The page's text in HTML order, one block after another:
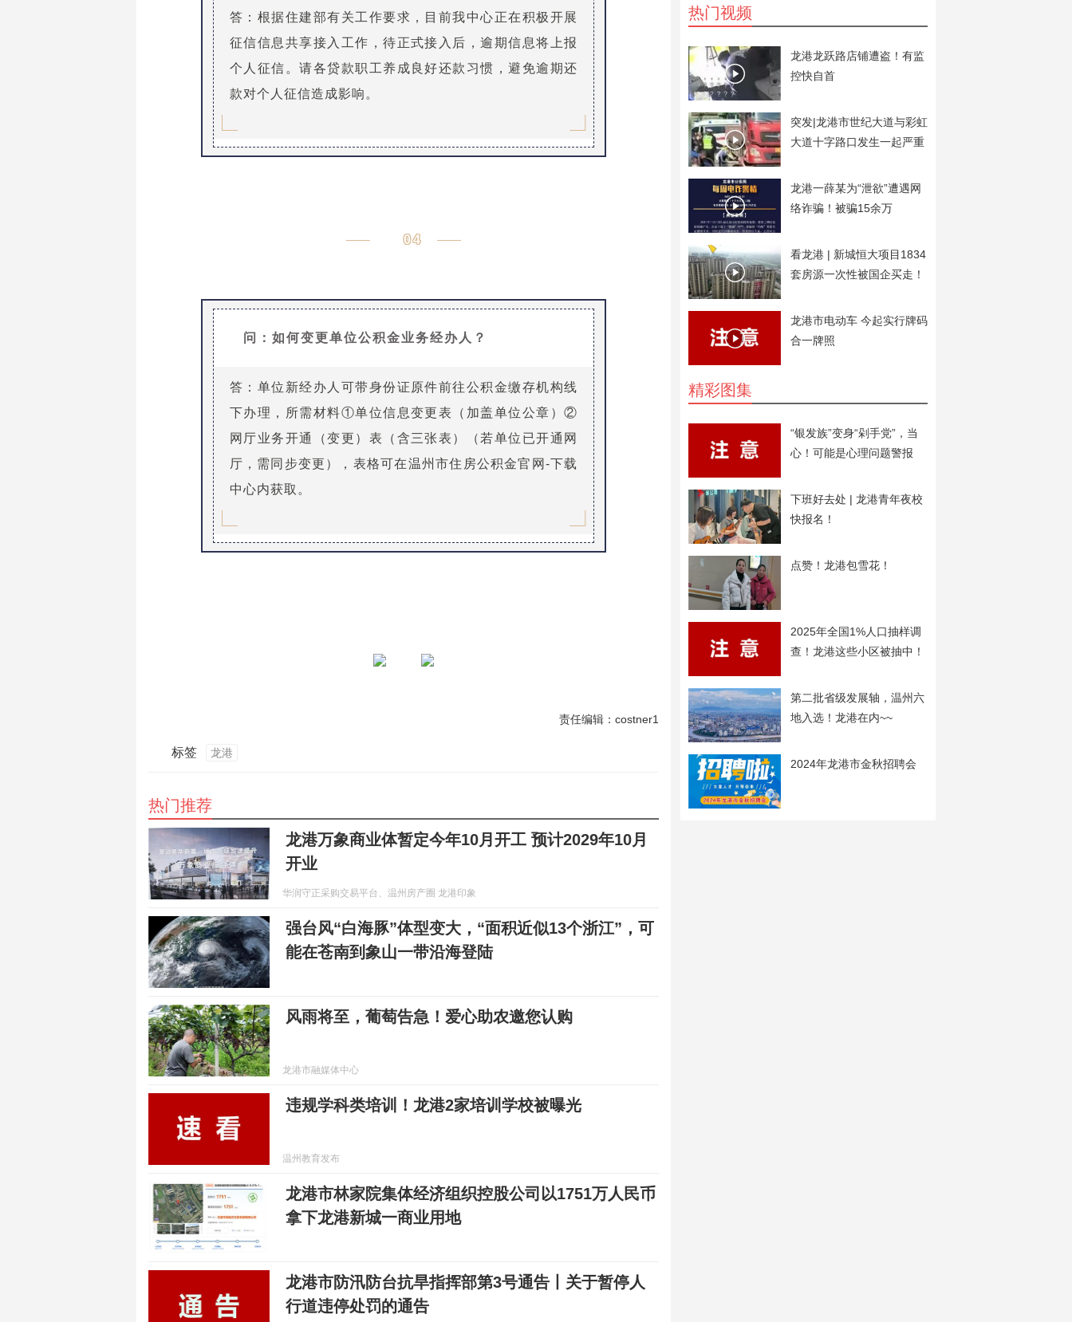
答：根据住建部有关工作要求，目前我中心正在积极开展
征信信息共享接入工作，待正式接入后，逾期信息将上报
个人征信。请各贷款职工养成良好还款习惯，避免逾期还
款对个人征信造成影响。
04
问：如何变更单位公积金业务经办人？
答：单位新经办人可带身份证原件前往公积金缴存机构线
下办理，所需材料①单位信息变更表（加盖单位公章）②
网厅业务开通（变更）表（含三张表）（若单位已开通网
厅，需同步变更），表格可在温州市住房公积金官网-下载
中心内获取。
责任编辑：costner1
标签 龙港
热门视频
龙港龙跃路店铺遭盗！有监
控快自首
突发|龙港市世纪大道与彩虹
大道十字路口发生一起严重
龙港一薛某为“泄欲”遭遇网
络诈骗！被骗15余万
看龙港 | 新城恒大项目1834
套房源一次性被国企买走！
龙港市电动车 今起实行牌码
合一牌照
精彩图集
“银发族”变身“剁手党”，当
心！可能是心理问题警报
下班好去处 | 龙港青年夜校
快报名！
点赞！龙港包雪花！
2025年全国1%人口抽样调
查！龙港这些小区被抽中！
第二批省级发展轴，温州六
地入选！龙港在内~~
2024年龙港市金秋招聘会
热门推荐
龙港万象商业体暂定今年10月开工 预计2029年10月
开业
华润守正采购交易平台、温州房产圈 龙港印象
强台风“白海豚”体型变大，“面积近似13个浙江”，可
能在苍南到象山一带沿海登陆
风雨将至，葡萄告急！爱心助农邀您认购
龙港市融媒体中心
违规学科类培训！龙港2家培训学校被曝光
温州教育发布
龙港市林家院集体经济组织控股公司以1751万人民币
拿下龙港新城一商业用地
龙港市防汛防台抗旱指挥部第3号通告丨关于暂停人
行道违停处罚的通告